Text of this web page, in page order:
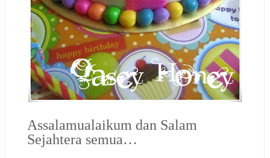
Assalamualaikum dan Salam
Sejahtera semua…